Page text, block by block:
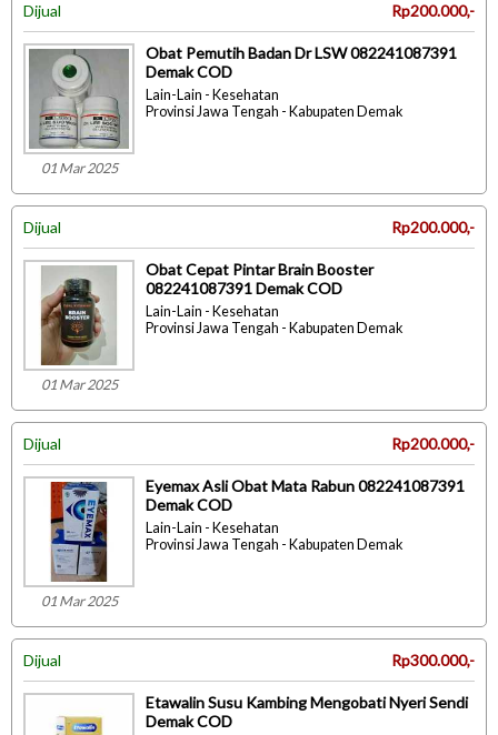
Dijual Rp200.000,-
01 Mar 2025
Obat Pemutih Badan Dr LSW 082241087391
Demak COD
Lain-Lain - Kesehatan
Provinsi Jawa Tengah - Kabupaten Demak
Dijual Rp200.000,-
01 Mar 2025
Obat Cepat Pintar Brain Booster
082241087391 Demak COD
Lain-Lain - Kesehatan
Provinsi Jawa Tengah - Kabupaten Demak
Dijual Rp200.000,-
01 Mar 2025
Eyemax Asli Obat Mata Rabun 082241087391
Demak COD
Lain-Lain - Kesehatan
Provinsi Jawa Tengah - Kabupaten Demak
Dijual Rp300.000,-
Etawalin Susu Kambing Mengobati Nyeri Sendi
Demak COD